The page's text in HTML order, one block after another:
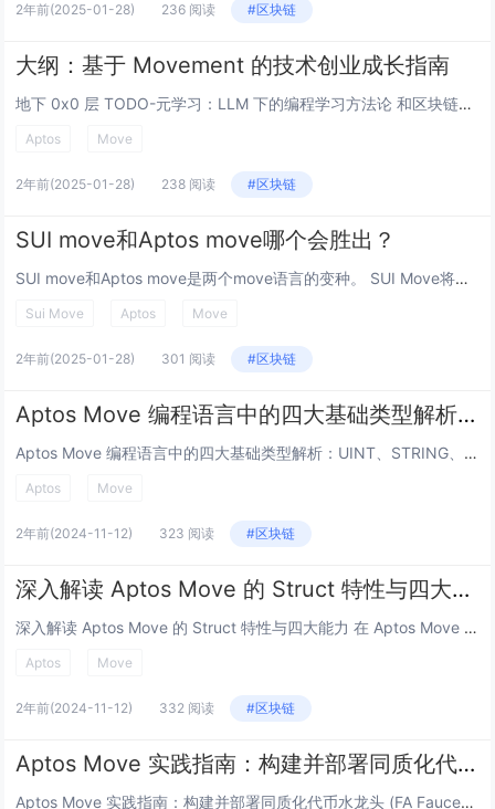
2年前(2025-01-28) 236 阅读 #区块链
大纲：基于 Movement 的技术创业成长指南
地下 0x0 层 TODO-元学习：LLM 下的编程学习方法论 和区块链交互：玩转 CLI TODO-无代码案例：发行你的代币 无代码案例：发行你的 NFT 地下 0x1 层 TODO... 地下 0x2...
Aptos Move
2年前(2025-01-28) 238 阅读 #区块链
SUI move和Aptos move哪个会胜出？
SUI move和Aptos move是两个move语言的变种。 SUI Move将最终胜出，Aptos Move及其他Move生态面临失败命运 在区块链技术不断演进的过程中，SUI Move与Aptos Move的竞争已经成为行业关注...
Sui Move Aptos Move
2年前(2025-01-28) 301 阅读 #区块链
Aptos Move 编程语言中的四大基础类型解析：UINT、STRING、BOOL 与 ADDRESS
Aptos Move 编程语言中的四大基础类型解析：UINT、STRING、BOOL 与 ADDRESS 在 Aptos Move 编程语言中，基础数据类型是开发智能合约和链上应用的核心要素。本文将详细解析四种最常用的数据类型——UINT...
Aptos Move
2年前(2024-11-12) 323 阅读 #区块链
深入解读 Aptos Move 的 Struct 特性与四大能力
深入解读 Aptos Move 的 Struct 特性与四大能力 在 Aptos Move 编程语言中，struct 是一种用于存储和组织数据的核心结构。它不仅可以嵌套使用，还能赋予特定的能力，从而增强其在不同场景中的使用效率。在本文中，...
Aptos Move
2年前(2024-11-12) 332 阅读 #区块链
Aptos Move 实践指南：构建并部署同质化代币水龙头 (FA Faucet)
Aptos Move 实践指南：构建并部署同质化代币水龙头 (FA Faucet) 在 Aptos 区块链上，Move 编程语言为开发者提供了强大的工具来创建、部署和管理代币。在本教程中，我们将使用 Aptos Move 创建和部署一个同...